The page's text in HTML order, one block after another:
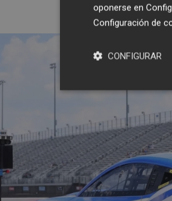
oponerse en
Configuración de
CONFIGURAR